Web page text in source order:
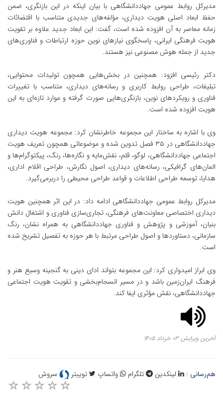
مدیرکل روابط عمومی جهاددانشگاهی با بیان اینکه در این بازنگری، ضمن
حفظ ابعاد اصلی هویت دیداری، مؤلفه‌های جدیدی متناسب با اقتضائات
زمانه معاصر به آن افزوده شده است، گفت: این ابعاد جدید علاوه بر تقویت
هویت فرهنگی ایرانی، پاسخگوی نیازهای نوین حوزه ارتباطات و فناوری‌های
جدید از جمله هوش مصنوعی نیز هستند.
دکتر رئیسی افزود: همچنین در بخش‌هایی همچون تولیدات محتوایی،
تبلیغات، طراحی روابط کاربری و رسانه‌های دیداری، متناسب با تغییرات
فناوری و رویکردهای نوین، بازنگری‌هایی صورت گرفته و موارد تازه‌ای به این
هویت افزوده شده است.
وی با اشاره به ساختار این مجموعه خاطرنشان کرد: مجموعه هویت دیداری
جهاددانشگاهی در ۳۵ فصل تدوین شده و موضوعاتی همچون تعریف هویت
اجتماعی جهاددانشگاهی، لوگو، قلم، نقش‌مایه و نگاره‌ها، رنگ، پیکتوگرام‌ها و
المان‌های گرافیکی، رسانه‌های دیداری، اصول نگارش، طراحی اقلام اداری،
هدایا، توسعه طراحی اطلاعات و قواعد طراحی محیطی را دربرمی‌گیرد.
مدیرکل روابط عمومی جهاددانشگاهی ادامه داد: در این اثر همچنین هویت
دیداری اختصاصی معاونت‌های فرهنگی، تجاری‌سازی فناوری و اشتغال دانش
بنیان، آموزشی و پژوهش و فناوری جهاددانشگاهی به همراه نشان، رنگ
سازمانی، دستاوردها و اصول طراحی مرتبط با هر حوزه به تفصیل تشریح شده
است.
وی ابراز امیدواری کرد: این مجموعه بتواند ادای دینی به گنجینه وسیع هنر و
فرهنگ ایران‌زمین باشد و در مسیر انسجام‌بخشی و تقویت هویت اجتماعی
جهاددانشگاهی، نقش مؤثری ایفا کند.
آخرین ویرایش ۰۳ خرداد ۱۴۰۵
هم‌رسانی : لینکدین تلگرام واتساپ توییتر سروش